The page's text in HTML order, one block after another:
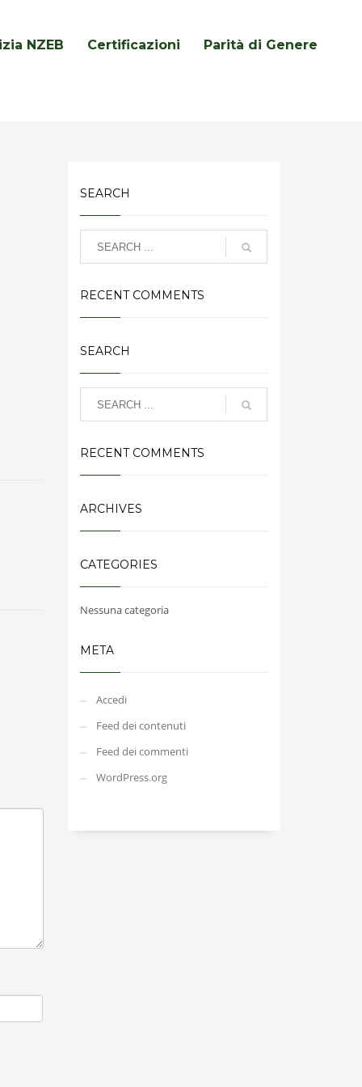
NZEB Certificazioni Parità di Genere
SEARCH
RECENT COMMENTS
SEARCH
RECENT COMMENTS
ARCHIVES
CATEGORIES
Nessuna categoria
META
Accedi
Feed dei contenuti
Feed dei commenti
WordPress.org